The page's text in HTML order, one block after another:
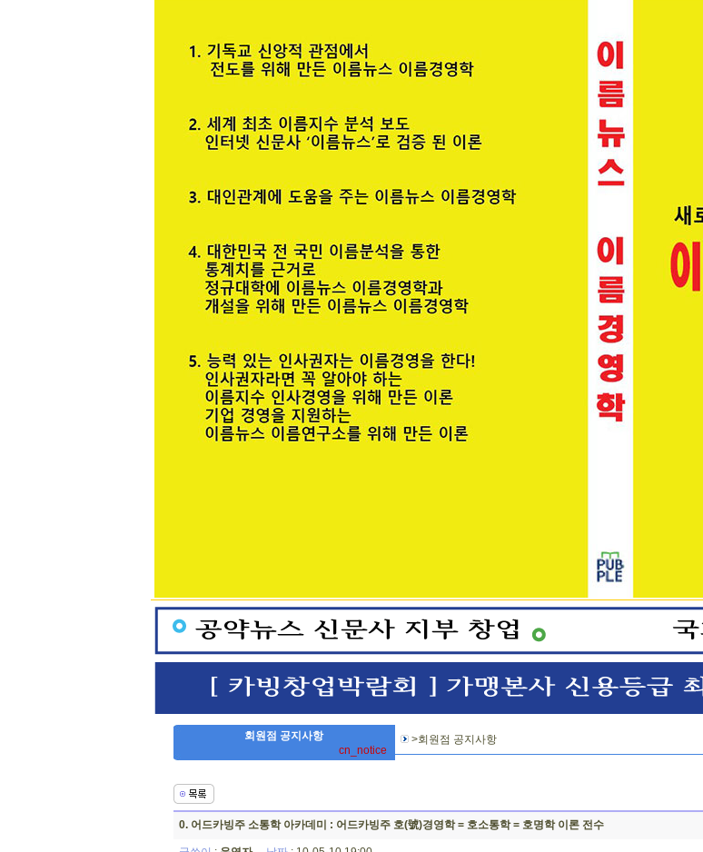
회원점 공지사항
cn_notice
>회원점 공지사항
0. 어드카빙주 소통학 아카데미 : 어드카빙주 호(號)경영학 = 호소통학 = 호명학 이론 전수